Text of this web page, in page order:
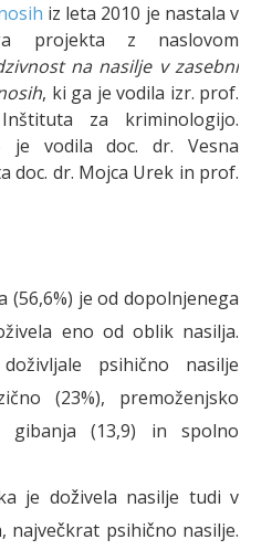
iz leta 2010 je nastala v
projekta z naslovom
na nasilje v zasebni
, ki ga je vodila izr. prof.
za kriminologijo.
je vodila doc. dr. Vesna
doc. dr. Mojca Urek in prof.
(56,6%) je od dopolnjenega
eno od oblik nasilja.
psihično nasilje
(23%), premoženjsko
gibanja (13,9) in spolno
je doživela nasilje tudi v
največkrat psihično nasilje.